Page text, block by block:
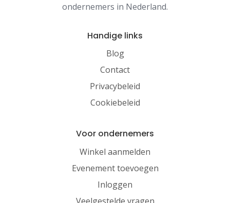
ondernemers in Nederland.
Handige links
Blog
Contact
Privacybeleid
Cookiebeleid
Voor ondernemers
Winkel aanmelden
Evenement toevoegen
Inloggen